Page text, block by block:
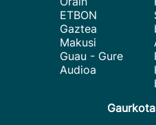
ETBON
Gaztea
Makusi
Guau - Gure
Audioa